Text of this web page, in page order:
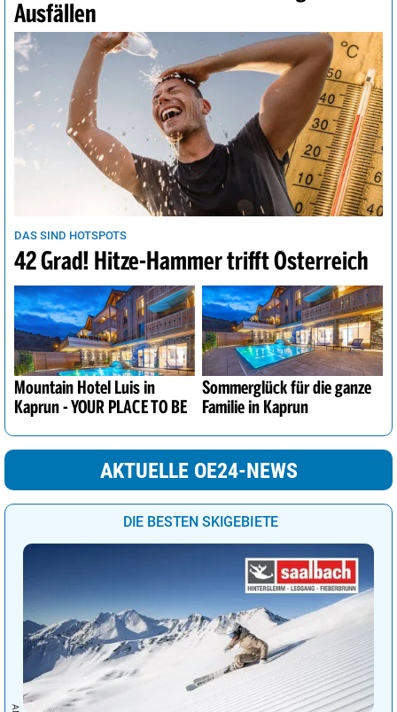
Ausfällen
DAS SIND HOTSPOTS
42 Grad! Hitze-Hammer trifft Österreich
Mountain Hotel Luis in
Kaprun - YOUR PLACE TO BE
Sommerglück für die ganze
Familie in Kaprun
AKTUELLE OE24-NEWS
DIE BESTEN SKIGEBIETE